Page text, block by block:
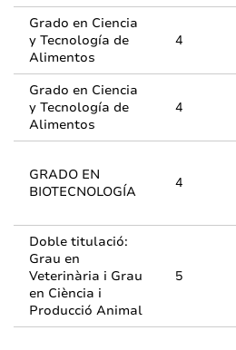
Grado en Ciencia
y Tecnología de
Alimentos
4
Grado en Ciencia
y Tecnología de
Alimentos
4
GRADO EN
BIOTECNOLOGÍA
4
Doble titulació:
Grau en
Veterinària i Grau
en Ciència i
Producció Animal
5